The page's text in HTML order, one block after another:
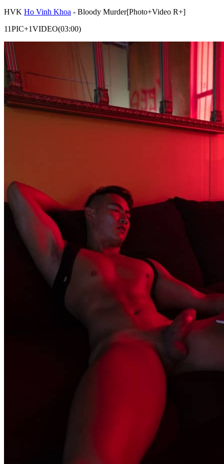
HVK Ho Vinh Khoa - Bloody Murder[Photo+Video R+]
11PIC+1VIDEO(03:00)